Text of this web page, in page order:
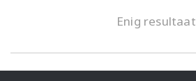
Enig resultaat